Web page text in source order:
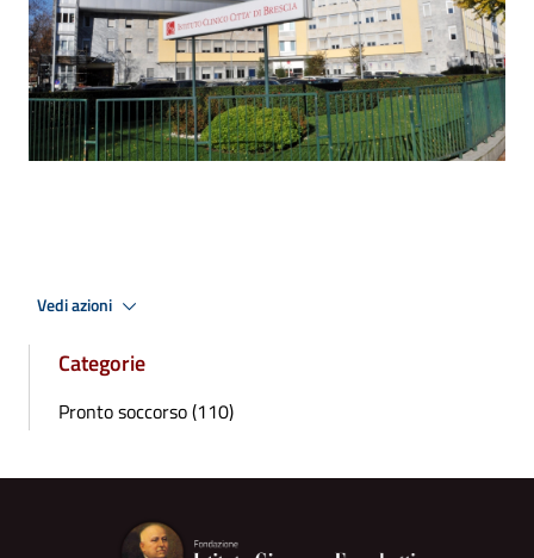
Vedi azioni
Categorie
Pronto soccorso (110)